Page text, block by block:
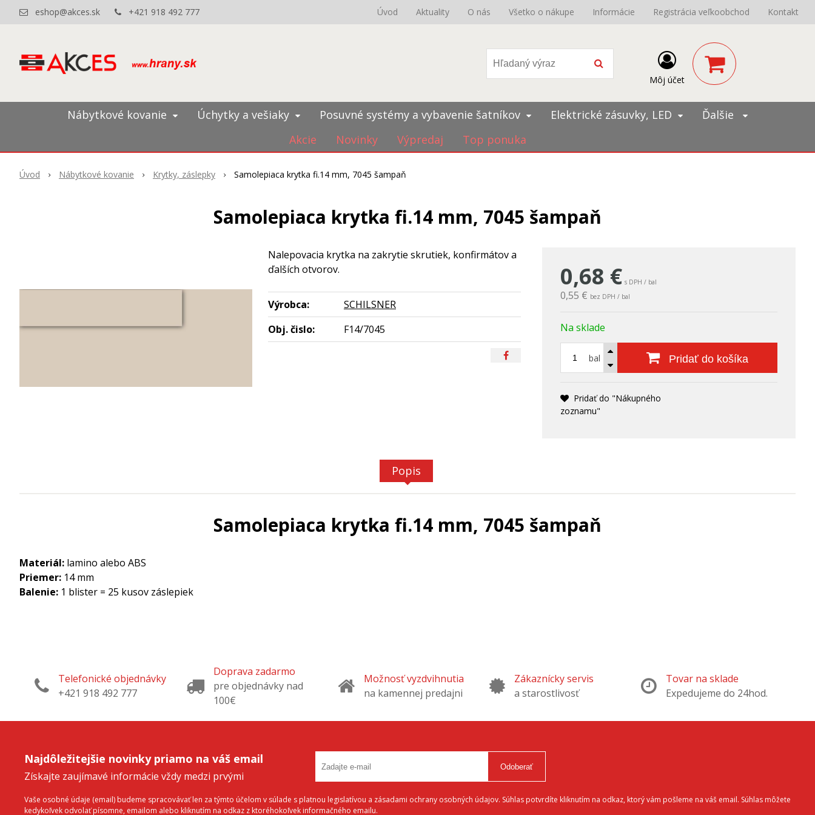
eshop@akces.sk +421 918 492 777 Úvod Aktuality O nás Všetko o nákupe Informácie Registrácia veľkoobchod Kontakt
Môj účet
Nábytkové kovanie Úchytky a vešiaky Posuvné systémy a vybavenie šatníkov Elektrické zásuvky, LED
Ďalšie
Akcie
Novinky Výpredaj Top ponuka
Úvod Nábytkové kovanie Krytky, záslepky Samolepiaca krytka fi.14 mm, 7045 šampaň
Samolepiaca krytka fi.14 mm, 7045 šampaň
0,68 € s DPH / bal
0,55 € bez DPH / bal
Na sklade
bal Pridať do košíka
Pridať do "Nákupného
zoznamu"
Nalepovacia krytka na zakrytie skrutiek, konfirmátov a
ďalších otvorov.
Výrobca:
SCHILSNER
Obj. čislo:
F14/7045
Popis
Samolepiaca krytka fi.14 mm, 7045 šampaň
Materiál: lamino alebo ABS
Priemer: 14 mm
Balenie: 1 blister = 25 kusov záslepiek
Telefonické objednávky
+421 918 492 777
Doprava zadarmo
pre objednávky nad
100€
Možnosť vyzdvihnutia
na kamennej predajni
Zákaznícky servis
a starostlivosť
Tovar na sklade
Expedujeme do 24hod.
Najdôležitejšie novinky priamo na váš email
Získajte zaujímavé informácie vždy medzi prvými
Odoberať
Vaše osobné údaje (email) budeme spracovávať len za týmto účelom v súlade s platnou legislatívou a zásadami ochrany osobných údajov. Súhlas potvrdíte kliknutím na odkaz, ktorý vám pošleme na váš email. Súhlas môžete
kedykoľvek odvolať písomne, emailom alebo kliknutím na odkaz z ktoréhokoľvek informačného emailu.